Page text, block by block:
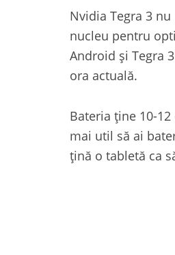
Nvidia Tegra 3
nucleu pentru
Android și Tegra
ora actuală.
Bateria ține 10-
mai util să ai
țină o tabletă ca